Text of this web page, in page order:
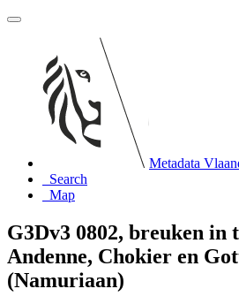
Metadata
Search
Map
G3Dv3 0802, breuken in
Andenne, Chokier en
(Namuriaan)